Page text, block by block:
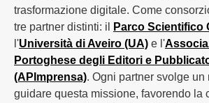
trasformazione digitale. Come
tre partner distinti: il
Parco Scientifico
l'Università di Aveiro (UA) e l'
Portoghese degli Editori e
(APImprensa). Ogni partner svolge un
guidare questa missione, favorendo la